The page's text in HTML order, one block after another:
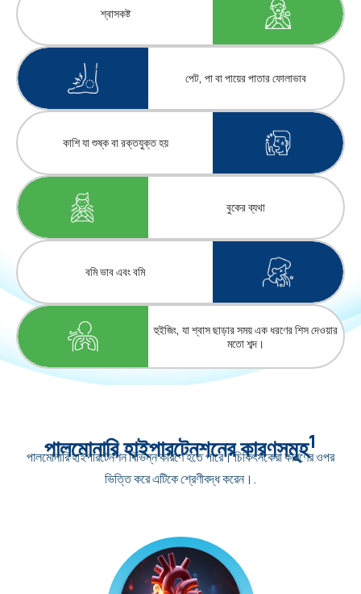
শ্বাসকষ্ট
পেট, পা বা পায়ের পাতার ফোলাভাব
কাশি যা শুষ্ক বা রক্তযুক্ত হয়
বুকের ব্যথা
বমি ভাব এবং বমি
হুইজিং, যা শ্বাস ছাড়ার সময় এক ধরণের শিস দেওয়ার
মতো শব্দ।
পালমোনারি হাইপারটেনশনের কারণসমূহ1
পালমোনারি হাইপারটেনশন বিভিন্ন কারণে হতে পারে। চিকিৎসকেরা কারণের ওপর
ভিত্তি করে এটিকে শ্রেণীবদ্ধ করেন।.